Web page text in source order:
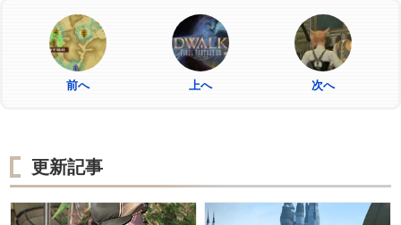
前へ 上へ 次へ
更新記事